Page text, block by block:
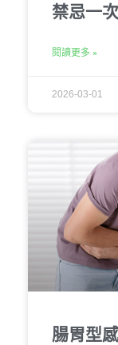
禁忌一
閱讀更多 »
2026-03-01
腸胃型